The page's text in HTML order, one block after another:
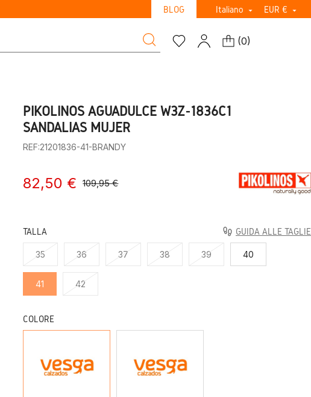
BLOG Italiano  EUR € 
(0)
PIKOLINOS AGUADULCE W3Z-1836C1
SANDALIAS MUJER
REF:21201836-41-BRANDY
82,50 € 109,95 €
TALLA GUIDA ALLE TAGLIE
35 36 37 38 39 40
41 42
COLORE